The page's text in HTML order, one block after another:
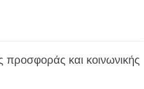
προσφοράς και κοινωνικής